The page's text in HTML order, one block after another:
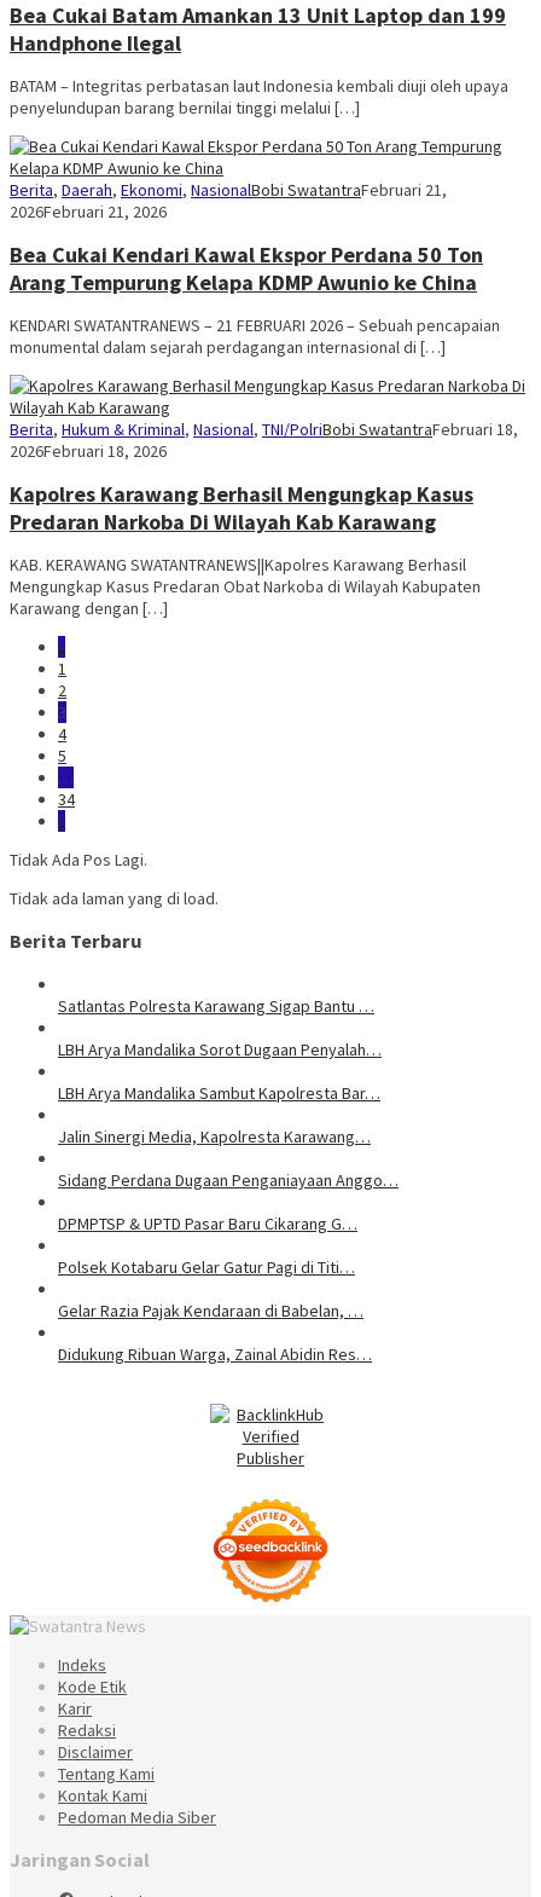
Bea Cukai Batam Amankan 13 Unit Laptop dan 199
Handphone Ilegal
BATAM – Integritas perbatasan laut Indonesia kembali diuji oleh upaya
penyelundupan barang bernilai tinggi melalui […]
Berita, Daerah, Ekonomi, NasionalBobi SwatantraFebruari 21,
2026Februari 21, 2026
Bea Cukai Kendari Kawal Ekspor Perdana 50 Ton
Arang Tempurung Kelapa KDMP Awunio ke China
KENDARI SWATANTRANEWS – 21 FEBRUARI 2026 – Sebuah pencapaian
monumental dalam sejarah perdagangan internasional di […]
Berita, Hukum & Kriminal, Nasional, TNI/PolriBobi SwatantraFebruari 18,
2026Februari 18, 2026
Kapolres Karawang Berhasil Mengungkap Kasus
Predaran Narkoba Di Wilayah Kab Karawang
KAB. KERAWANG SWATANTRANEWS||Kapolres Karawang Berhasil
Mengungkap Kasus Predaran Obat Narkoba di Wilayah Kabupaten
Karawang dengan […]
«
1
2
3
4
5
…
34
»
Tidak Ada Pos Lagi.
Tidak ada laman yang di load.
Berita Terbaru
Satlantas Polresta Karawang Sigap Bantu …
LBH Arya Mandalika Sorot Dugaan Penyalah…
LBH Arya Mandalika Sambut Kapolresta Bar…
Jalin Sinergi Media, Kapolresta Karawang…
Sidang Perdana Dugaan Penganiayaan Anggo…
DPMPTSP & UPTD Pasar Baru Cikarang G…
Polsek Kotabaru Gelar Gatur Pagi di Titi…
Gelar Razia Pajak Kendaraan di Babelan, …
Didukung Ribuan Warga, Zainal Abidin Res…
Indeks
Kode Etik
Karir
Redaksi
Disclaimer
Tentang Kami
Kontak Kami
Pedoman Media Siber
Jaringan Social